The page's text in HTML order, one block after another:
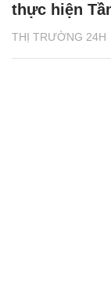
THỊ TRƯỜNG 24H
thực hiện